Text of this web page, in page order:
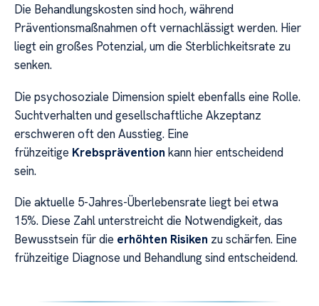
Die Behandlungskosten sind hoch, während
Präventionsmaßnahmen oft vernachlässigt werden. Hier
liegt ein großes Potenzial, um die Sterblichkeitsrate zu
senken.
Die psychosoziale Dimension spielt ebenfalls eine Rolle.
Suchtverhalten und gesellschaftliche Akzeptanz
erschweren oft den Ausstieg. Eine
frühzeitige Krebsprävention kann hier entscheidend
sein.
Die aktuelle 5-Jahres-Überlebensrate liegt bei etwa
15%. Diese Zahl unterstreicht die Notwendigkeit, das
Bewusstsein für die erhöhten Risiken zu schärfen. Eine
frühzeitige Diagnose und Behandlung sind entscheidend.